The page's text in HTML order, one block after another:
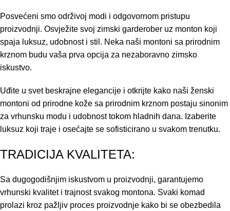
Posvećeni smo održivoj modi i odgovornom pristupu
proizvodnji. Osvježite svoj zimski garderober uz monton koji
spaja luksuz, udobnost i stil. Neka naši montoni sa prirodnim
krznom budu vaša prva opcija za nezaboravno zimsko
iskustvo.
Uđite u svet beskrajne elegancije i otkrijte kako naši ženski
montoni od prirodne kože sa prirodnim krznom postaju sinonim
za vrhunsku modu i udobnost tokom hladnih dana. Izaberite
luksuz koji traje i osećajte se sofisticirano u svakom trenutku.
TRADICIJA KVALITETA:
Sa dugogodišnjim iskustvom u proizvodnji, garantujemo
vrhunski kvalitet i trajnost svakog montona. Svaki komad
prolazi kroz pažljiv proces proizvodnje kako bi se obezbedila